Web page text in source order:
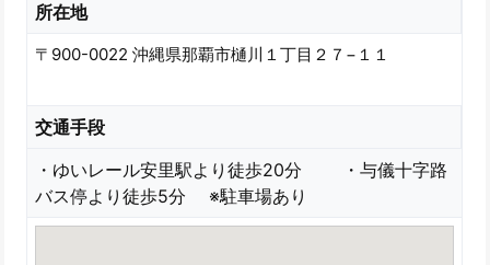
所在地
〒900-0022 沖縄県那覇市樋川１丁目２７−１１
交通手段
・ゆいレール安里駅より徒歩20分 ・与儀十字路
バス停より徒歩5分 ※駐車場あり